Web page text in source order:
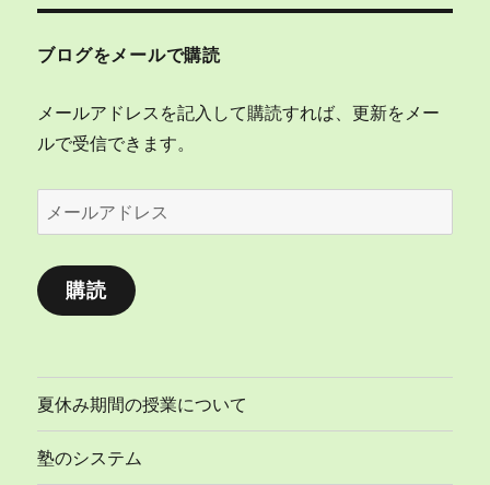
ブログをメールで購読
メールアドレスを記入して購読すれば、更新をメー
ルで受信できます。
ー
ル
ア
購読
夏休み期間の授業について
塾のシステム